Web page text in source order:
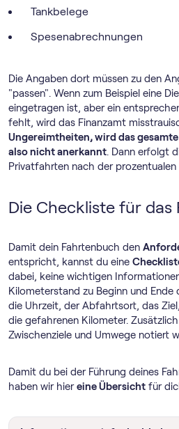
Tankbelege
Spesenabrechnungen
Die Angaben dort müssen zu den
"passen". Wenn zum Beispiel eine
eingetragen ist, aber ein
fehlt, wird das Finanzamt
Ungereimtheiten, wird das
also nicht anerkannt. Dann erfolgt
Privatfahrten nach der prozentualen
Die Checkliste für das
Damit dein Fahrtenbuch den
entspricht, kannst du eine
dabei, keine wichtigen
Kilometerstand zu Beginn und Ende
die Uhrzeit, der Abfahrtsort, das
die gefahrenen Kilometer.
Zwischenziele und Umwege notiert
Damit du bei der Führung deines
haben wir hiereine Übersicht für